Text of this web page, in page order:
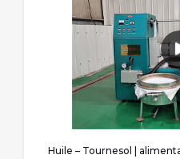
Huile – Tournesol |